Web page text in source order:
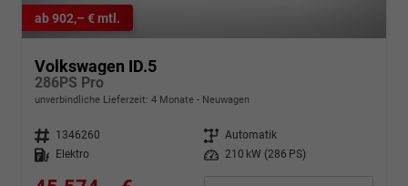
ab 902,– € mtl.
Volkswagen ID.5
286PS Pro
unverbindliche Lieferzeit: 4 Monate Neuwagen
Fahrzeugnr. 1346260 Getriebe Automatik
Kraftstoff
Elektro Leistung 210 kW (286 PS)